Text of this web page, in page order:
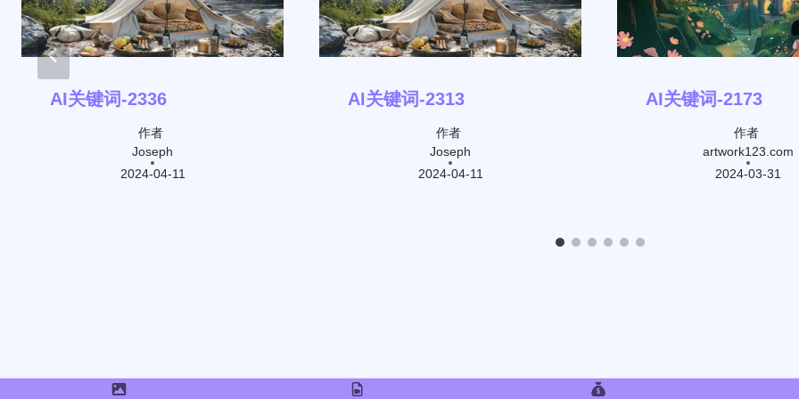
AI关键词-2336
作者
Joseph
2024-04-11
AI关键词-2313
作者
Joseph
2024-04-11
AI关键词-2173
作者
artwork123.com
2024-03-31